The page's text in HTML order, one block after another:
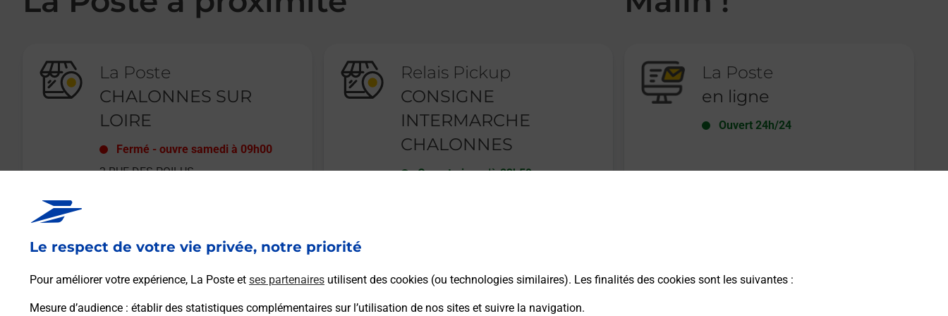
Le respect de votre vie privée, notre priorité
Pour améliorer votre expérience, La Poste et ses partenaires utilisent des cookies (ou technologies similaires). Les finalités des cookies sont les suivantes :
Mesure d’audience : établir des statistiques complémentaires sur l’utilisation de nos sites et suivre la navigation.
La Poste
CHALONNES SUR
LOIRE
Fermé -ouvre samedi à 09h00
2 RUE DES POILUS
En savoir plus
Relais Pickup
CONSIGNE
INTERMARCHE
CHALONNES
Ouvert-jusqu'à 23h59
La Poste
en ligne
Ouvert 24h/24